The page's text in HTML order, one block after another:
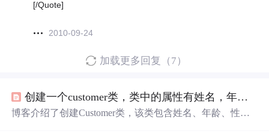
[/Quote]
2010-09-24
加载更多回复（7）
创建一个customer类，类中的属性有姓名，年龄，性别，每个属性分别有get、set方法。然后创建两个customer
博客介绍了创建Customer类，该类包含姓名、年龄、性别